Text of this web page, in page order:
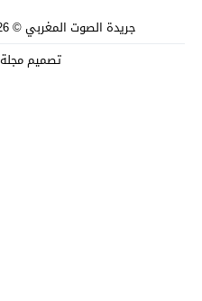
جريدة الصوت المغربي© 2026 جميع الحقوق محفوظة.
تصميم